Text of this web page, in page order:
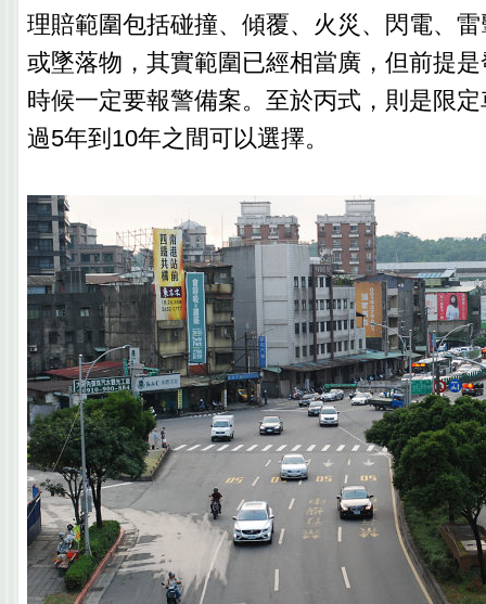
理賠範圍包括碰撞、傾覆、火災、閃電、
或墜落物，其實範圍已經相當廣，但前提
時候一定要報警備案。至於丙式，則是限
過5年到10年之間可以選擇。